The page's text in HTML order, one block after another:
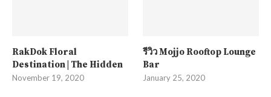
RakDok Floral
Destination | The Hidden
November 19, 2020
รีวิว Mojjo Rooftop Lounge
Bar
January 25, 2020